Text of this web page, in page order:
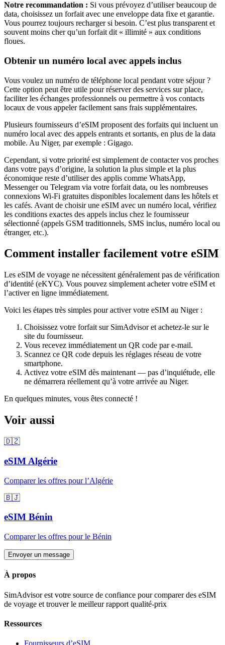
Notre recommandation : Si vous prévoyez d’utiliser beaucoup de
data, choisissez un forfait avec une enveloppe data fixe et garantie.
Vous pourrez toujours recharger si besoin. C’est plus transparent et
souvent moins cher qu’un forfait dit « illimité » aux conditions
floues.
Obtenir un numéro local avec appels inclus
Vous voulez un numéro de téléphone local pendant votre séjour ?
Cette option peut être utile pour réserver des services sur place,
faciliter les échanges professionnels ou permettre à vos contacts
locaux de vous appeler facilement sans frais supplémentaires.
Plusieurs fournisseurs d’eSIM proposent des forfaits qui incluent un
numéro local avec des appels entrants et sortants, en plus de la data
mobile. Au Niger, par exemple : Gigago.
Cependant, si votre priorité est simplement de contacter vos proches
dans votre pays d’origine, la solution la plus simple et la plus
économique reste d’utiliser des applis comme WhatsApp,
Messenger ou Telegram via votre forfait data, ou les nombreuses
connexions Wi‑Fi gratuites disponibles localement dans les hôtels et
les cafés. Avant de choisir une eSIM avec un numéro local, vérifiez
les conditions exactes des appels inclus chez le fournisseur
sélectionné (appels GSM traditionnels, SMS inclus, numéro local ou
étranger, etc.).
Comment installer facilement votre eSIM
Les eSIM de voyage ne nécessitent généralement pas de vérification
d’identité (eKYC). Vous pouvez simplement acheter votre eSIM et
l’activer en ligne immédiatement.
Voici les étapes très simples pour activer votre eSIM au Niger:
Choisissez votre forfait sur SimAdvisor et achetez-le sur le
site du fournisseur.
Vous recevez immédiatement un QR code par e-mail.
Scannez ce QR code depuis les réglages réseau de votre
smartphone.
Activez votre eSIM dès maintenant — pas d’inquiétude, elle
ne démarrera réellement qu’à votre arrivée au Niger.
En quelques minutes, vous êtes connecté !
Voir aussi
🇩🇿
eSIM Algérie
Comparer les offres pourl’Algérie
🇧🇯
eSIM Bénin
Comparer les offres pourle Bénin
Envoyer un message
À propos
SimAdvisor est votre source de confiance pour comparer des eSIM
de voyage et trouver le meilleur rapport qualité-prix
Ressources
Fournisseurs d’eSIM